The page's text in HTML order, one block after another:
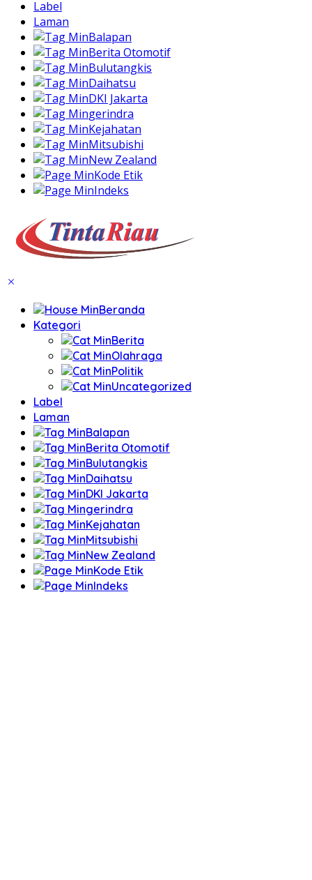
Label
Laman
Balapan
Berita Otomotif
Bulutangkis
Daihatsu
DKI Jakarta
gerindra
Kejahatan
Mitsubishi
New Zealand
Kode Etik
Indeks
Beranda
Kategori
Berita
Olahraga
Politik
Uncategorized
Label
Laman
Balapan
Berita Otomotif
Bulutangkis
Daihatsu
DKI Jakarta
gerindra
Kejahatan
Mitsubishi
New Zealand
Kode Etik
Indeks